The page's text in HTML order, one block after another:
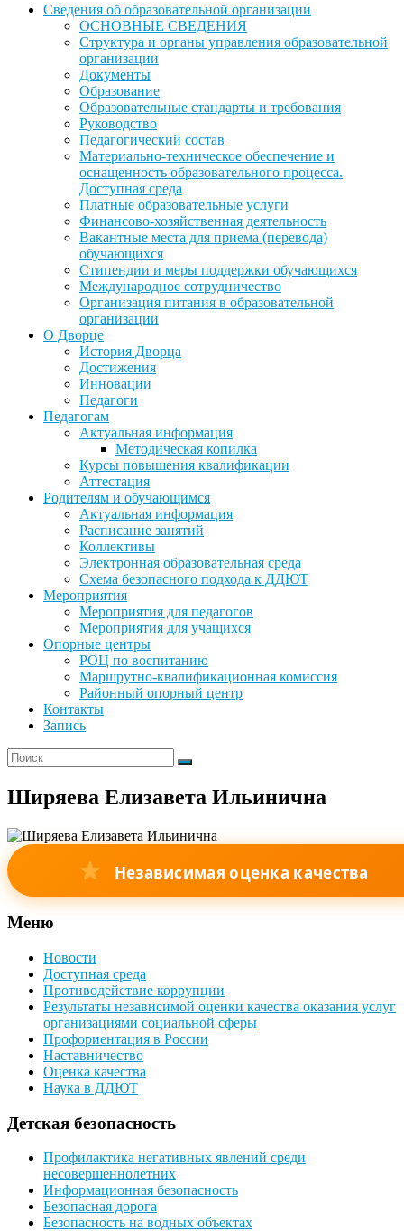
Сведения об образовательной организации
ОСНОВНЫЕ СВЕДЕНИЯ
Структура и органы управления образовательной
организации
Документы
Образование
Образовательные стандарты и требования
Руководство
Педагогический состав
Материально-техническое обеспечение и
оснащенность образовательного процесса.
Доступная среда
Платные образовательные услуги
Финансово-хозяйственная деятельность
Вакантные места для приема (перевода)
обучающихся
Стипендии и меры поддержки обучающихся
Международное сотрудничество
Организация питания в образовательной
организации
О Дворце
История Дворца
Достижения
Инновации
Педагоги
Педагогам
Актуальная информация
Методическая копилка
Курсы повышения квалификации
Аттестация
Родителям и обучающимся
Актуальная информация
Расписание занятий
Коллективы
Электронная образовательная среда
Схема безопасного подхода к ДДЮТ
Мероприятия
Мероприятия для педагогов
Мероприятия для учащихся
Опорные центры
РОЦ по воспитанию
Маршрутно-квалификационная комиссия
Районный опорный центр
Контакты
Запись
Ширяева Елизавета Ильинична
Независимая оценка качества
Меню
Новости
Доступная среда
Противодействие коррупции
Результаты независимой оценки качества оказания услуг
организациями социальной сферы
Профориентация в России
Наставничество
Оценка качества
Наука в ДДЮТ
Детская безопасность
Профилактика негативных явлений среди
несовершеннолетних
Информационная безопасность
Безопасная дорога
Безопасность на водных объектах